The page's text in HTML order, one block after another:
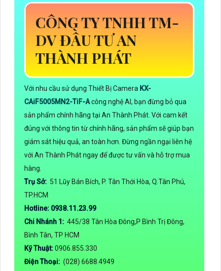
CÔNG TY TNHH TM-
DV ĐẦU TƯ AN
THÀNH PHÁT
Với nhu cầu sử dụng Thiết Bị Camera KX-
CAiF5005MN2-TiF-Acông nghệ AI, bạn đừng bỏ qua
sản phẩm chính hãng tại An Thành Phát. Với cam kết
đúng với thông tin từ chính hãng, sản phẩm sẽ giúp bạn
giám sát hiệu quả, an toàn hơn. Đừng ngần ngại liên hệ
với An Thành Phát ngay để được tư vấn và hỗ trợ mua
hàng.
Trụ Sở: 51 Lũy Bán Bích, P. Tân Thới Hòa, Q.Tân Phú,
TP.HCM
Hotline: 0938.11.23.99
Chi Nhánh 1: 445/38 Tân Hòa Đông,P Bình Trị Đông,
Bình Tân, TP HCM
Kỹ Thuật:0906.855.330
Điện Thoại: (028) 6688.4949